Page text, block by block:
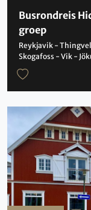
Busrondreis
groep
Reykjavik -
Skogafoss - Vik -